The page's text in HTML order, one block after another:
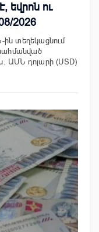
եվրոն ու
2026
ին տեղեկացնում
ԱՄՆ դոլարի (USD)